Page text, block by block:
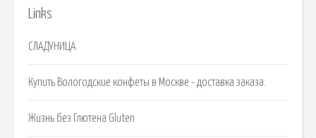
Links
СЛАДУНИЦА.
Купить Вологодские конфеты в Москве - доставка заказа.
Жизнь без Глютена Gluten